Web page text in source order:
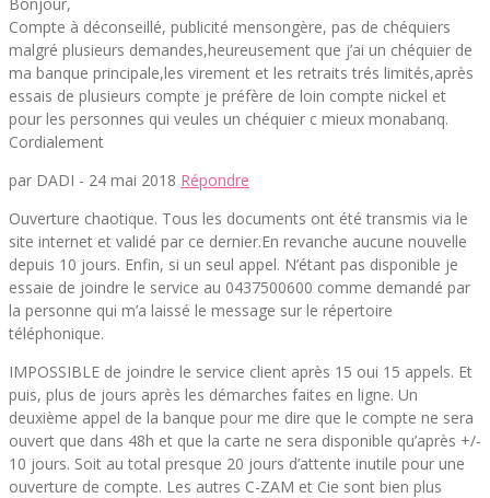
Compte à déconseillé, publicité mensongère, pas de chéquiers
malgré plusieurs demandes,heureusement que j’ai un chéquier de
ma banque principale,les virement et les retraits trés limités,après
essais de plusieurs compte je préfère de loin compte nickel et
pour les personnes qui veules un chéquier c mieux monabanq.
Cordialement
par DADI - 24 mai 2018 Répondre
Ouverture chaotique. Tous les documents ont été transmis via le
site internet et validé par ce dernier.En revanche aucune nouvelle
depuis 10 jours. Enfin, si un seul appel. N’étant pas disponible je
essaie de joindre le service au 0437500600 comme demandé par
la personne qui m’a laissé le message sur le répertoire
téléphonique.
IMPOSSIBLE de joindre le service client après 15 oui 15 appels. Et
puis, plus de jours après les démarches faites en ligne. Un
deuxième appel de la banque pour me dire que le compte ne sera
ouvert que dans 48h et que la carte ne sera disponible qu’après +/-
10 jours. Soit au total presque 20 jours d’attente inutile pour une
ouverture de compte. Les autres C-ZAM et Cie sont bien plus